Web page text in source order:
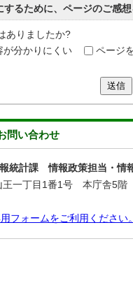
るために、ページのご感想
ありましたか?
が分かりにくい ページ
送信
問い合わせ
統計課 情報政策担当・情
一丁目1番1号 本庁舎5階
フォームをご利用ください。